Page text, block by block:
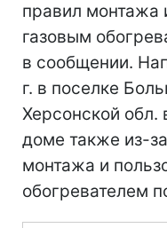
правил монтажа
газовым
в сообщении.
г. в поселке
Херсонской
доме также из-
монтажа и
обогревателем